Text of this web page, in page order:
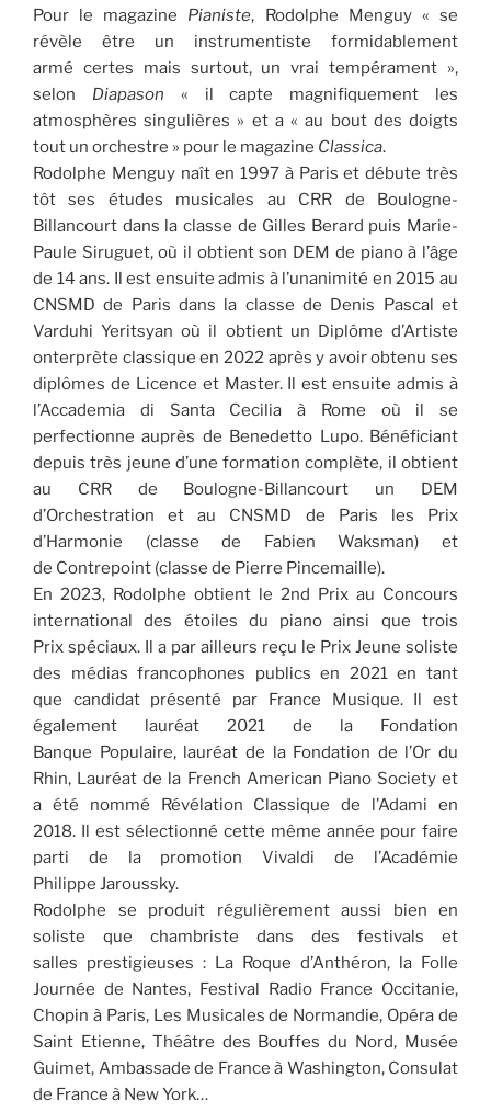
Pour le magazine Pianiste, Rodolphe Menguy « se
révèle être un instrumentiste formidablement
armé certes mais surtout, un vrai tempérament »,
selon Diapason « il capte magnifiquement les
atmosphères singulières » et a « au bout des doigts
tout un orchestre » pour le magazine Classica.
Rodolphe Menguy naît en 1997 à Paris et débute très
tôt ses études musicales au CRR de Boulogne-
Billancourt dans la classe de Gilles Berard puis Marie-
Paule Siruguet, où il obtient son DEM de piano à l’âge
de 14 ans. Il est ensuite admis à l’unanimité en 2015 au
CNSMD de Paris dans la classe de Denis Pascal et
Varduhi Yeritsyan où il obtient un Diplôme d’Artiste
onterprète classique en 2022 après y avoir obtenu ses
diplômes de Licence et Master. Il est ensuite admis à
l’Accademia di Santa Cecilia à Rome où il se
perfectionne auprès de Benedetto Lupo. Bénéficiant
depuis très jeune d’une formation complète, il obtient
au CRR de Boulogne-Billancourt un DEM
d’Orchestration et au CNSMD de Paris les Prix
d’Harmonie (classe de Fabien Waksman) et
de Contrepoint (classe de Pierre Pincemaille).
En 2023, Rodolphe obtient le 2nd Prix au Concours
international des étoiles du piano ainsi que trois
Prix spéciaux. Il a par ailleurs reçu le Prix Jeune soliste
des médias francophones publics en 2021 en tant
que candidat présenté par France Musique. Il est
également lauréat 2021 de la Fondation
Banque Populaire, lauréat de la Fondation de l’Or du
Rhin, Lauréat de la French American Piano Society et
a été nommé Révélation Classique de l’Adami en
2018. Il est sélectionné cette même année pour faire
parti de la promotion Vivaldi de l’Académie
Philippe Jaroussky.
Rodolphe se produit régulièrement aussi bien en
soliste que chambriste dans des festivals et
salles prestigieuses : La Roque d’Anthéron, la Folle
Journée de Nantes, Festival Radio France Occitanie,
Chopin à Paris, Les Musicales de Normandie, Opéra de
Saint Etienne, Théâtre des Bouffes du Nord, Musée
Guimet, Ambassade de France à Washington, Consulat
de France à New York…